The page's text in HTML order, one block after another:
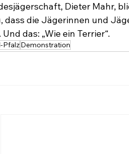
Dieter Mahr,
die Jägerinnen und
das: „Wie ein Terrier“.
PfalzDemonstration